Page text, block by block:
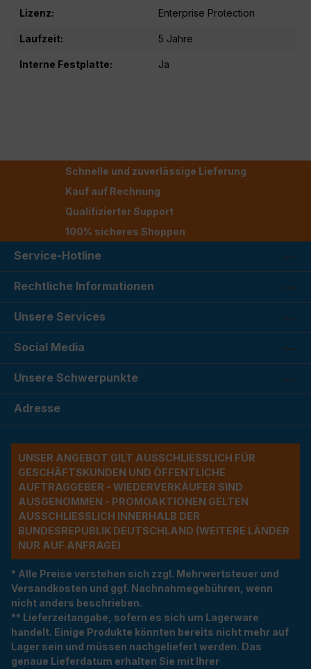
Lizenz: Enterprise Protection
Laufzeit: 5 Jahre
Interne Festplatte: Ja
Schnelle und zuverlässige Lieferung
Kauf auf Rechnung
Qualifizierter Support
100% sicheres Shoppen
Service-Hotline
Rechtliche Informationen
Unsere Services
Social Media
Unsere Schwerpunkte
Adresse
UNSER ANGEBOT GILT AUSSCHLIESSLICH FÜR G
ESCHÄFTSKUNDEN UND ÖFFENTLICHE A
UFTRAGGEBER - WIEDERVERKÄUFER SIND A
USGENOMMEN - PROMOAKTIONEN GELTEN A
USSCHLIESSLICH INNERHALB DER BU
NDESREPUBLIK DEUTSCHLAND (WEITERE LÄNDER NU
R AUF ANFRAGE)
* Alle Preise verstehen sich zzgl. Mehrwertsteuer und
Versandkosten und ggf. Nachnahmegebühren, wenn
nicht anders beschrieben.
** Lieferzeitangabe, sofern es sich um Lagerware
handelt. Einige Produkte könnten bereits nicht mehr auf
Lager sein und müssen nachgeliefert werden. Das
genaue Lieferdatum erhalten Sie mit Ihrer